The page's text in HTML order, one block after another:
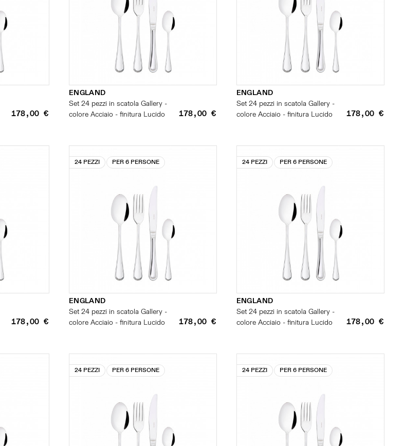
178,00 €
ENGLAND
Set 24 pezzi in scatola Gallery -
colore Acciaio - finitura Lucido
178,00 €
ENGLAND
Set 24 pezzi in scatola Gallery -
colore Acciaio - finitura Lucido
178,00 €
178,00 €
24 PEZZI PER 6 PERSONE
ENGLAND
Set 24 pezzi in scatola Gallery -
colore Acciaio - finitura Lucido
178,00 €
24 PEZZI PER 6 PERSONE
ENGLAND
Set 24 pezzi in scatola Gallery -
colore Acciaio - finitura Lucido
178,00 €
24 PEZZI PER 6 PERSONE 24 PEZZI PER 6 PERSONE